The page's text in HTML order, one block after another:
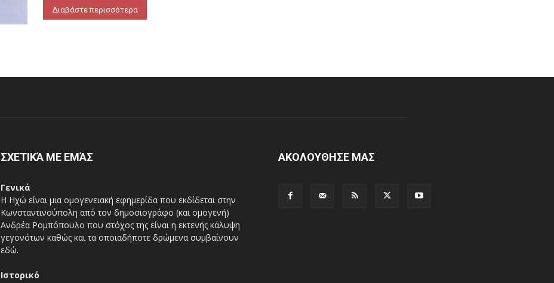
Διαβάστε περισσότερα
ΣΧΕΤΙΚΆ ΜΕ ΕΜΆΣ
Γενικά
Η Ηχώ είναι μια ομογενειακή εφημερίδα που εκδίδεται στην
Κωνσταντινούπολη από τον δημοσιογράφο (και ομογενή)
Ανδρέα Ρομπόπουλο που στόχος της είναι η εκτενής κάλυψη
γεγονότων καθώς και τα οποιαδήποτε δρώμενα συμβαίνουν
εδώ.
Ιστορικό
ΑΚΟΛΟΥΘΗΣΕ ΜΑΣ